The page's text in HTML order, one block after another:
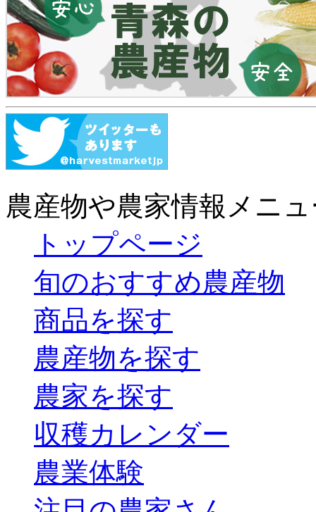
農産物や農家情報メニ
トップページ
旬のおすすめ農産物
商品を探す
農産物を探す
農家を探す
収穫カレンダー
農業体験